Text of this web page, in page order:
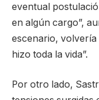
eventual
en algún cargo”,
escenario, volvería
hizo toda la vida”.
Por otro lado,